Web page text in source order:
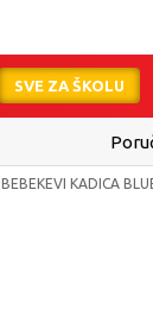
SVE ZA ŠKOLU
BEBEKEVI KADICA